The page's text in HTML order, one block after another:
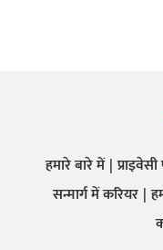
हमारे बारे में
सन्मार्ग में करियर